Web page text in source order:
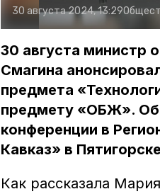
30 августа 2024, 13:29
30 августа министр
Смагина
предмета
предмету «ОБЖ». Об
конференции в
Кавказ» в
Как рассказала